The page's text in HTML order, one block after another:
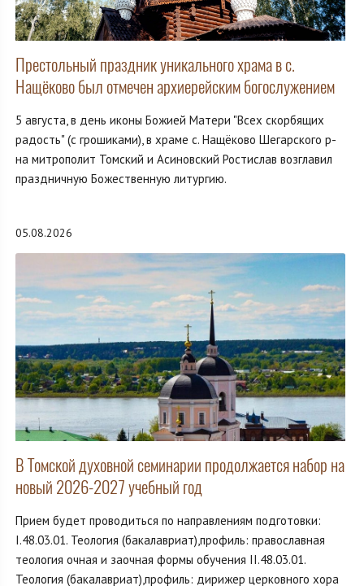
Престольный праздник уникального храма в с.
Нащёково был отмечен архиерейским богослужением
5 августа, в день иконы Божией Матери "Всех скорбящих
радость" (с грошиками), в храме с. Нащёково Шегарского р-
на митрополит Томский и Асиновский Ростислав возглавил
праздничную Божественную литургию.
05.08.2026
В Томской духовной семинарии продолжается набор на
новый 2026-2027 учебный год
Прием будет проводиться по направлениям подготовки:
I.48.03.01. Теология (бакалавриат),профиль: православная
теология очная и заочная формы обучения II.48.03.01.
Теология (бакалавриат),профиль: дирижер церковного хора